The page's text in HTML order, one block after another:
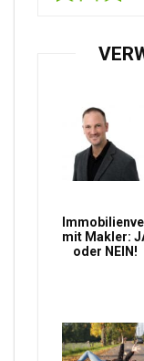
mit Makler:
oder NEIN!